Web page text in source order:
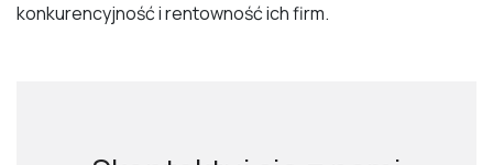
konkurencyjność i rentowność ich firm.